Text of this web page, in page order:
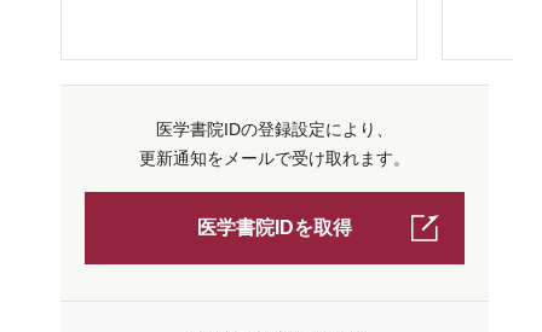
医学書院IDの登録設定により、
更新通知をメールで受け取れます。
医学書院IDを取得